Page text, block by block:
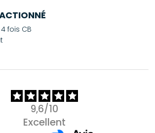
fois CB
9,6/10
Excellent